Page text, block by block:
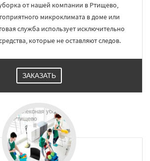
от нашей компании в Ртищево,
микроклимата в доме или
служба использует исключительно
которые не оставляют следов.
ЗАКАЗАТЬ